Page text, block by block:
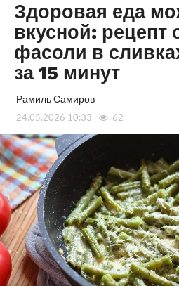
Здоровая еда
вкусной: рецепт
фасоли в
за 15 минут
Рамиль Самиров
24.05.2026 10:33 62